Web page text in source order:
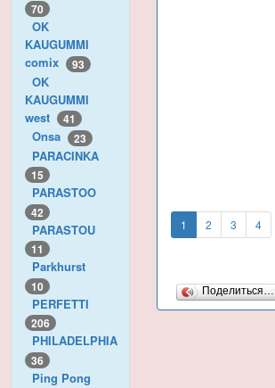
70
OK
KAUGUMMI
comix
93
OK
KAUGUMMI
west
41
Onsa 23
PARACINKA
15
PARASTOO
42
PARASTOU
11
Parkhurst
10
PERFETTI
206
PHILADELPHIA
36
Ping Pong
1 2 3 4
Поделиться…